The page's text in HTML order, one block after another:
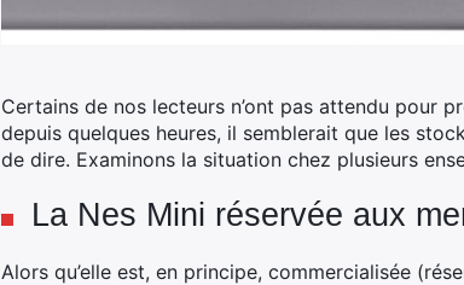
Certains de nos lecteurs n’ont pas attendu pour
depuis quelques heures, il semblerait que les
de dire. Examinons la situation chez plusieurs
La Nes Mini réservée aux
Alors qu’elle est, en principe, commercialisée